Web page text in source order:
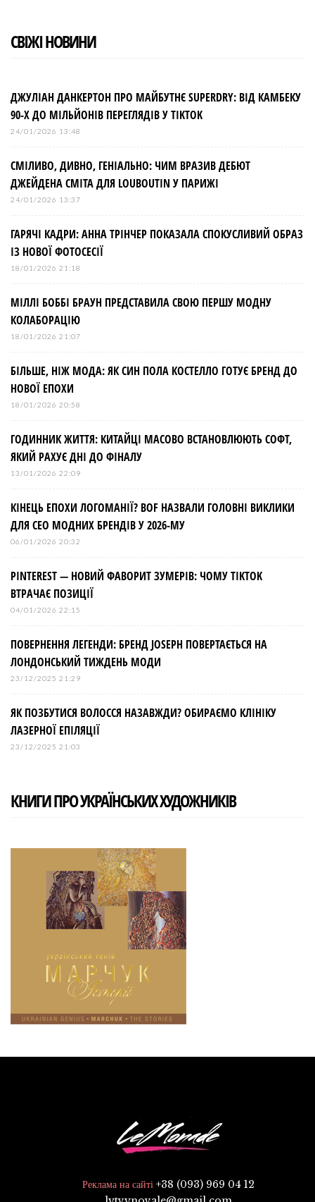
СВІЖІ НОВИНИ
ДЖУЛІАН ДАНКЕРТОН ПРО МАЙБУТНЄ SUPERDRY: ВІД КАМБЕКУ
90-Х ДО МІЛЬЙОНІВ ПЕРЕГЛЯДІВ У TIKTOK
24/01/2026 13:48
СМІЛИВО, ДИВНО, ГЕНІАЛЬНО: ЧИМ ВРАЗИВ ДЕБЮТ
ДЖЕЙДЕНА СМІТА ДЛЯ LOUBOUTIN У ПАРИЖІ
24/01/2026 13:37
ГАРЯЧІ КАДРИ: АННА ТРІНЧЕР ПОКАЗАЛА СПОКУСЛИВИЙ ОБРАЗ
ІЗ НОВОЇ ФОТОСЕСІЇ
18/01/2026 21:18
МІЛЛІ БОББІ БРАУН ПРЕДСТАВИЛА СВОЮ ПЕРШУ МОДНУ
КОЛАБОРАЦІЮ
18/01/2026 21:07
БІЛЬШЕ, НІЖ МОДА: ЯК СИН ПОЛА КОСТЕЛЛО ГОТУЄ БРЕНД ДО
НОВОЇ ЕПОХИ
18/01/2026 20:58
ГОДИННИК ЖИТТЯ: КИТАЙЦІ МАСОВО ВСТАНОВЛЮЮТЬ СОФТ,
ЯКИЙ РАХУЄ ДНІ ДО ФІНАЛУ
13/01/2026 22:09
КІНЕЦЬ ЕПОХИ ЛОГОМАНІЇ? BOF НАЗВАЛИ ГОЛОВНІ ВИКЛИКИ
ДЛЯ СЕО МОДНИХ БРЕНДІВ У 2026-МУ
06/01/2026 20:32
PINTEREST — НОВИЙ ФАВОРИТ ЗУМЕРІВ: ЧОМУ TIKTOK
ВТРАЧАЄ ПОЗИЦІЇ
04/01/2026 22:15
ПОВЕРНЕННЯ ЛЕГЕНДИ: БРЕНД JOSEPH ПОВЕРТАЄТЬСЯ НА
ЛОНДОНСЬКИЙ ТИЖДЕНЬ МОДИ
23/12/2025 21:29
ЯК ПОЗБУТИСЯ ВОЛОССЯ НАЗАВЖДИ? ОБИРАЄМО КЛІНІКУ
ЛАЗЕРНОЇ ЕПІЛЯЦІЇ
23/12/2025 21:03
КНИГИ ПРО УКРАЇНСЬКИХ ХУДОЖНИКІВ
Реклама на сайті +38 (093) 969 04 12